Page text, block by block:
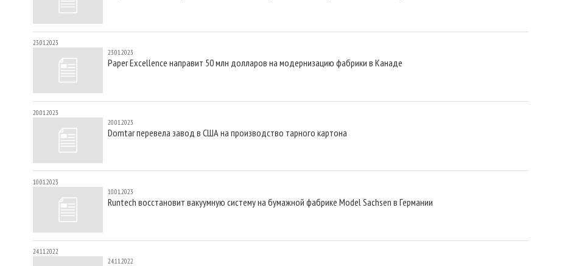
23.01.2023
23.01.2023
Paper Excellence направит 50 млн долларов на модернизацию фабрики в Канаде
20.01.2023
20.01.2023
Domtar перевела завод в США на производство тарного картона
10.01.2023
10.01.2023
Runtech восстановит вакуумную систему на бумажной фабрике Model Sachsen в Германии
24.11.2022
24.11.2022